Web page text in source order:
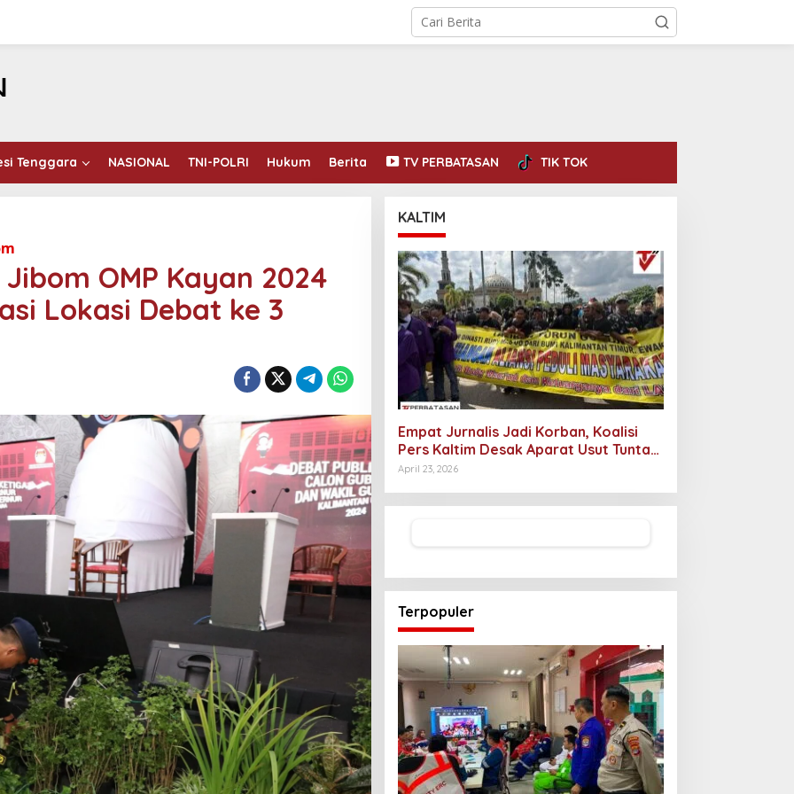
Tenggara NASIONAL TNI-POLRI Hukum Berita TV PERBATASAN TIK TOK
OMP Kayan 2024
Lokasi Debat ke 3
KALTIM
Empat Jurnalis Jadi Korban, Koalisi
Pers Kaltim Desak Aparat Usut Tuntas
Pelaku Intimidasi
April 23, 2026
Terpopuler